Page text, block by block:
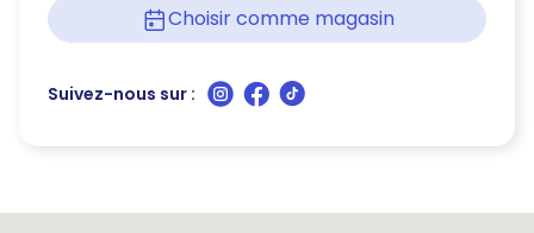
Choisir comme magasin
Suivez-nous sur :